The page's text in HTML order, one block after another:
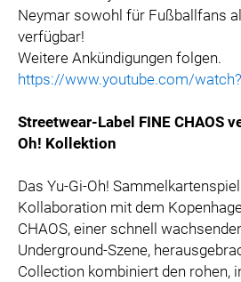
Neymar sowohl für Fußballfans
verfügbar!
Weitere Ankündigungen folgen.
https://www.youtube.com/
Streetwear-Label FINE CHAOS
Oh! Kollektion
Das Yu-Gi-Oh!
Kollaboration mit dem
CHAOS, einer schnell
Underground-Szene,
Collection kombiniert den rohen,